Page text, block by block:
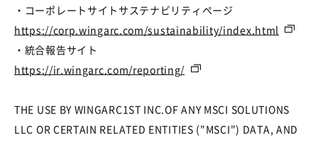
・コーポレートサイトサステナビリティページ
https://corp.wingarc.com/sustainability/index.html
・統合報告サイト
https://ir.wingarc.com/reporting/
THE USE BY WINGARC1ST INC.OF ANY MSCI SOLUTIONS
LLC OR CERTAIN RELATED ENTITIES ("MSCI") DATA, AND